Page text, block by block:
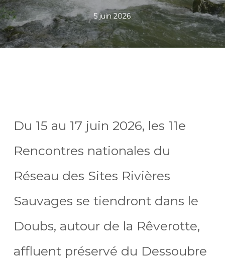
5 juin 2026
Du 15 au 17 juin 2026, les 11e
Rencontres nationales du
Réseau des Sites Rivières
Sauvages se tiendront dans le
Doubs, autour de la Rêverotte,
affluent préservé du Dessoubre